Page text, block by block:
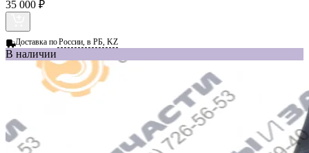
35 000 ₽
Доставка поРоссии, в РБ, KZ
В наличии